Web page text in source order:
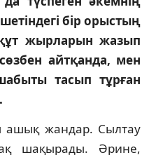
бір орыстың
жырларын жазып
айтқанда, мен
тасып тұрған
жандар. Сылтау
шақырады. Әрине,